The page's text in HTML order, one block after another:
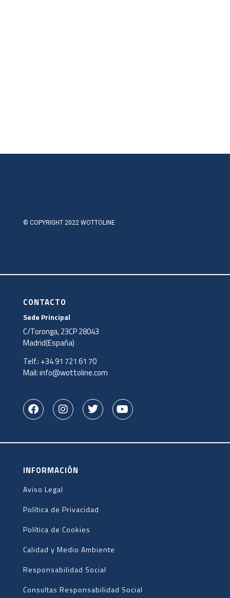
© COPYRIGHT 2022 WOTTOLINE
CONTACTO
Sede Principal
C/Toronga, 23CP 28043
Madrid(España)
Telf.: +34 91 721 61 70
Mail:info@wottoline.com
INFORMACIÓN
Aviso Legal
Política de Privacidad
Política de Cookies
Calidad y Medio Ambiente
Responsabilidad Social
Consultas Responsabilidad Social